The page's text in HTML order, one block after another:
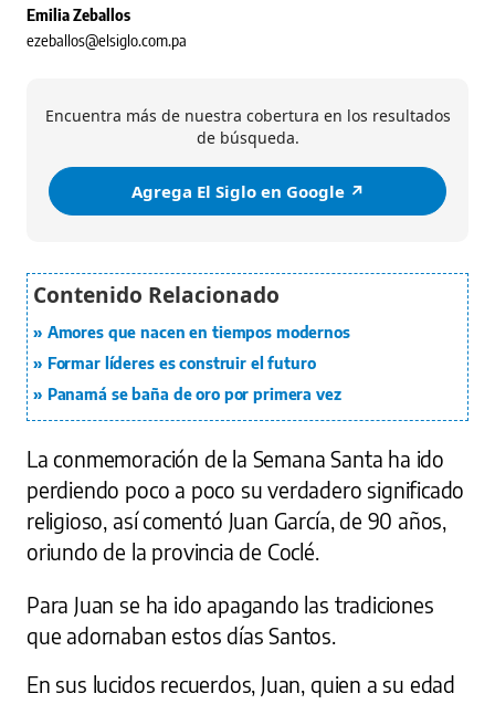
Emilia Zeballos
ezeballos@elsiglo.com.pa
Encuentra más de nuestra cobertura en los resultados
de búsqueda.
Agrega El Siglo en Google ↗️
Amores que nacen en tiempos modernos
Formar líderes es construir el futuro
Panamá se baña de oro por primera vez
La conmemoración de la Semana Santa ha ido
perdiendo poco a poco su verdadero significado
religioso, así comentó Juan García, de 90 años,
oriundo de la provincia de Coclé.
Para Juan se ha ido apagando las tradiciones
que adornaban estos días Santos.
En sus lucidos recuerdos, Juan, quien a su edad